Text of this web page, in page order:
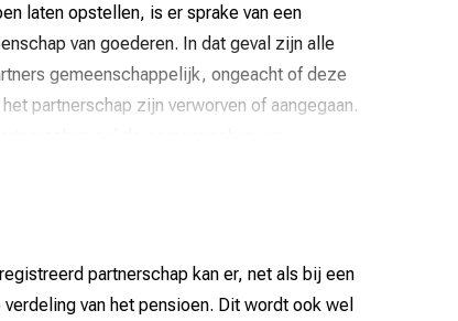
voldoende draagkracht heeft om (al dan niet
De draagkracht is het vermogen van
andere partij te kunnen voorzien.
.
laten opstellen, is er sprake van een
van goederen. In dat geval zijn alle
gemeenschappelijk, ongeacht of deze
partnerschap zijn verworven of aangegaan.
van goederen vallen. Dit is bijvoorbeeld het
schulden’, waarbij geldt dat die goederen
voor zover de verknochtheid zich hier niet
partnerschap kan er, net als bij een
van het pensioen. Dit wordt ook wel